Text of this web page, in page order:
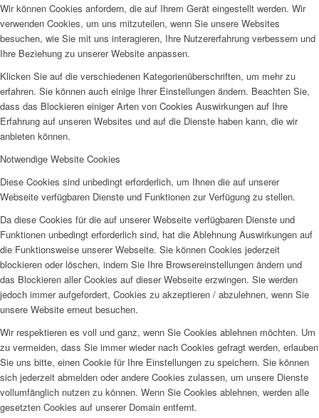
Wir können Cookies anfordern, die auf Ihrem Gerät eingestellt werden. Wir
verwenden Cookies, um uns mitzuteilen, wenn Sie unsere Websites
besuchen, wie Sie mit uns interagieren, Ihre Nutzererfahrung verbessern und
Ihre Beziehung zu unserer Website anpassen.
Klicken Sie auf die verschiedenen Kategorienüberschriften, um mehr zu
erfahren. Sie können auch einige Ihrer Einstellungen ändern. Beachten Sie,
dass das Blockieren einiger Arten von Cookies Auswirkungen auf Ihre
Erfahrung auf unseren Websites und auf die Dienste haben kann, die wir
anbieten können.
Notwendige Website Cookies
Diese Cookies sind unbedingt erforderlich, um Ihnen die auf unserer
Webseite verfügbaren Dienste und Funktionen zur Verfügung zu stellen.
Da diese Cookies für die auf unserer Webseite verfügbaren Dienste und
Funktionen unbedingt erforderlich sind, hat die Ablehnung Auswirkungen auf
die Funktionsweise unserer Webseite. Sie können Cookies jederzeit
blockieren oder löschen, indem Sie Ihre Browsereinstellungen ändern und
das Blockieren aller Cookies auf dieser Webseite erzwingen. Sie werden
jedoch immer aufgefordert, Cookies zu akzeptieren / abzulehnen, wenn Sie
unsere Website erneut besuchen.
Wir respektieren es voll und ganz, wenn Sie Cookies ablehnen möchten. Um
zu vermeiden, dass Sie immer wieder nach Cookies gefragt werden, erlauben
Sie uns bitte, einen Cookie für Ihre Einstellungen zu speichern. Sie können
sich jederzeit abmelden oder andere Cookies zulassen, um unsere Dienste
vollumfänglich nutzen zu können. Wenn Sie Cookies ablehnen, werden alle
gesetzten Cookies auf unserer Domain entfernt.